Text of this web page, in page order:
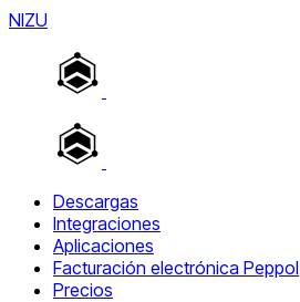
NIZU
Descargas
Integraciones
Aplicaciones
Facturación electrónica Peppol
Precios